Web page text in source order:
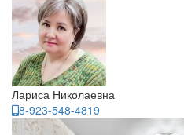
Лариса Николаевна
8-923-548-4819